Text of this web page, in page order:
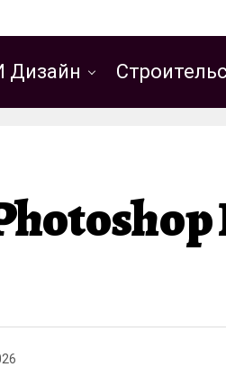
Дизайн